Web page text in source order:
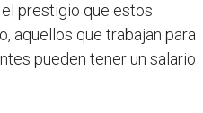
prestigio que estos
aquellos que trabajan para
pueden tener un salario